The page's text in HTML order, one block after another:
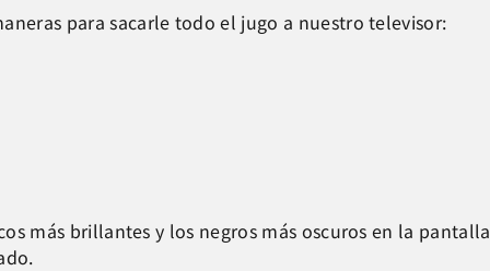
para sacarle todo el jugo a nuestro televisor:
más brillantes y los negros más oscuros en la